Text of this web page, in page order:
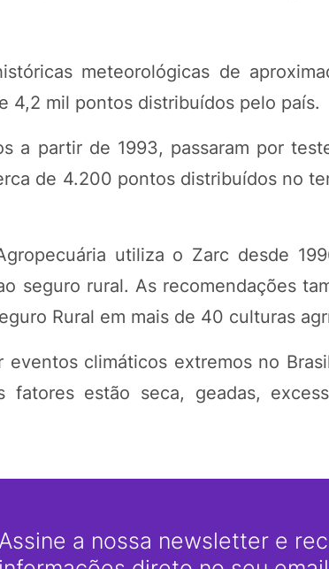
meteorológicas de
4,2 mil pontos distribuídos pelo país.
a partir de 1993, passaram por
de 4.200 pontos distribuídos no
utiliza o Zarc desde
seguro rural. As recomendações
Rural em mais de 40 culturas
eventos climáticos extremos no
fatores estão seca, geadas,
Assine a nossa newsletter e